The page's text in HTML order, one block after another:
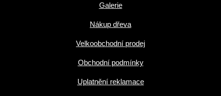
Galerie
Nákup dřeva
Velkoobchodní prodej
Obchodní podmínky
Uplatnění reklamace